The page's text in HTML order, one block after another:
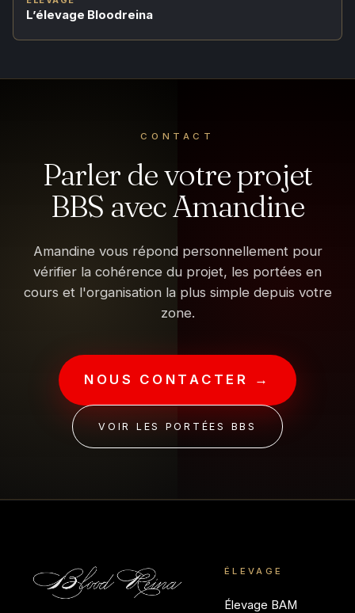
L’élevage Bloodreina
CONTACT
Parler de votre projet
BBS avec Amandine
Amandine vous répond personnellement pour
vérifier la cohérence du projet, les portées en
cours et l'organisation la plus simple depuis votre
zone.
NOUS CONTACTER →
VOIR LES PORTÉES BBS
ÉLEVAGE
Élevage BAM